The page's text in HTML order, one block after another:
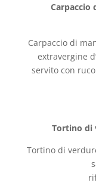
Carpaccio
Carpaccio di
extravergine
servito con
Tortino di
Tortino di